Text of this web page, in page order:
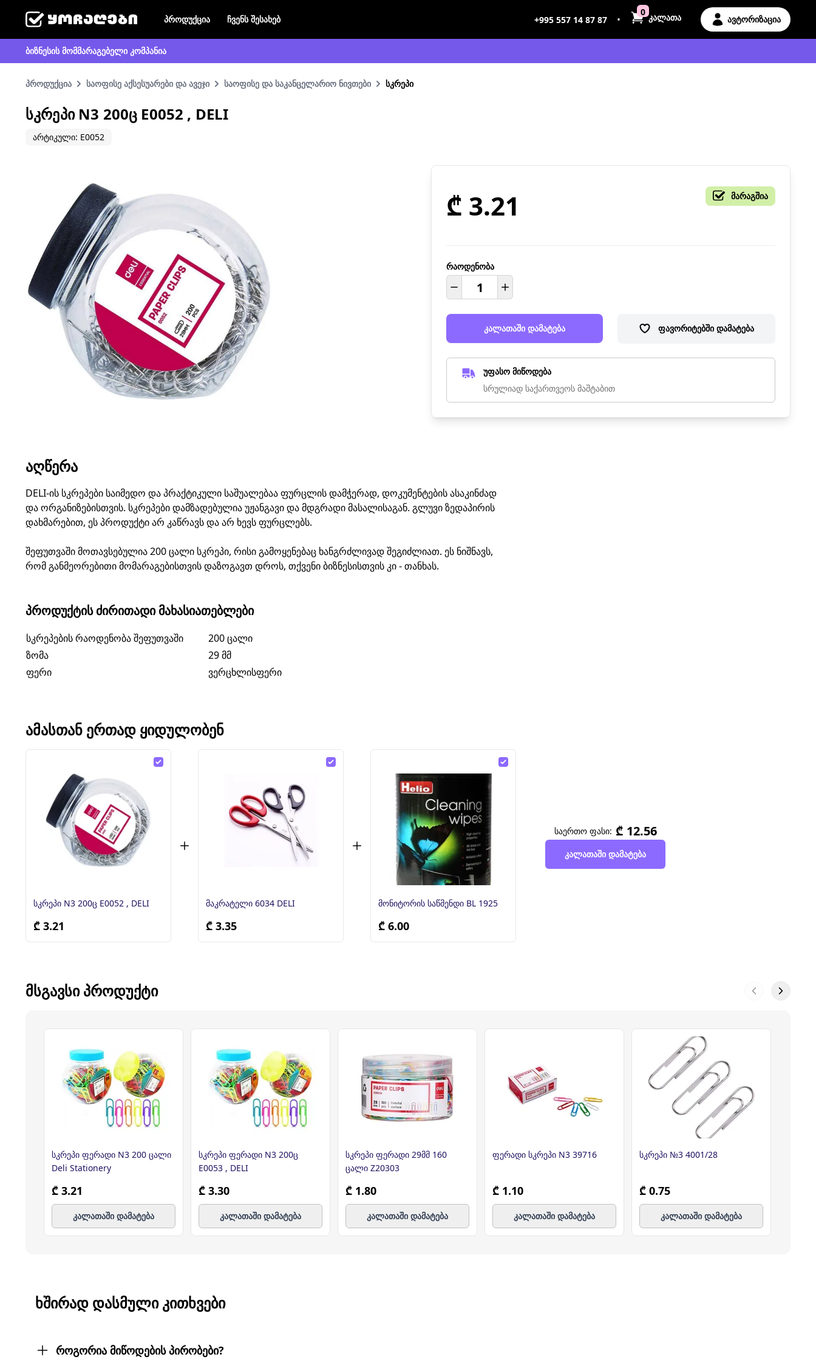
პროდუქცია ჩვენს შესახებ +995 557 14 87 87 •
0 კალათა ავტორიზაცია
ბიზნესის მომმარაგებელი კომპანია
პროდუქცია საოფისე აქსესუარები და ავეჯი საოფისე და საკანცელარიო ნივთები სკრეპი
ᲡᲙᲠᲔᲞᲘ N3 200Ც E0052 , DELI
არტიკული: E0052
₾ 3.21 მარაგშია
რაოდენობა
კალათაში დამატება ფავორიტებში დამატება
უფასო მიწოდება
სრულიად საქართვეოს მაშტაბით
ᲐᲦᲬᲔᲠᲐ
DELI-ის სკრეპები საიმედო და პრაქტიკული საშუალებაა ფურცლის დამჭერად, დოკუმენტების ასაკინძად
და ორგანიზებისთვის. სკრეპები დამზადებულია უჟანგავი და მდგრადი მასალისაგან. გლუვი ზედაპირის
დახმარებით, ეს პროდუქტი არ კაწრავს და არ ხევს ფურცლებს.
შეფუთვაში მოთავსებულია 200 ცალი სკრეპი, რისი გამოყენებაც ხანგრძლივად შეგიძლიათ. ეს ნიშნავს,
რომ განმეორებითი მომარაგებისთვის დაზოგავთ დროს, თქვენი ბიზნესისთვის კი - თანხას.
ᲞᲠᲝᲓᲣᲥᲢᲘᲡ ᲫᲘᲠᲘᲗᲐᲓᲘ ᲛᲐᲮᲐᲡᲘᲐᲗᲔᲑᲚᲔᲑᲘ
სკრეპების რაოდენობა შეფუთვაში
200 ცალი
ზომა
29 მმ
ფერი
ვერცხლისფერი
ᲐᲛᲐᲡᲗᲐᲜ ᲔᲠᲗᲐᲓ ᲧᲘᲓᲣᲚᲝᲑᲔᲜ
სკრეპი N3 200ც E0052 , DELI
₾ 3.21
მაკრატელი 6034 DELI
₾ 3.35
მონიტორის საწმენდი BL 1925
₾ 6.00
საერთო ფასი: ₾ 12.56
კალათაში დამატება
ᲛᲡᲒᲐᲕᲡᲘ ᲞᲠᲝᲓᲣᲥᲢᲘ
სკრეპი ფერადი N3 200 ცალი
Deli Stationery
₾ 3.21
კალათაში დამატება
სკრეპი ფერადი N3 200ც
E0053 , DELI
₾ 3.30
კალათაში დამატება
სკრეპი ფერადი 29მმ 160
ცალი Z20303
₾ 1.80
კალათაში დამატება
ფერადი სკრეპი N3 39716
₾ 1.10
კალათაში დამატება
სკრეპი №3 4001/28
₾ 0.75
კალათაში დამატება
ᲮᲨᲘᲠᲐᲓ ᲓᲐᲡᲛᲣᲚᲘ ᲙᲘᲗᲮᲕᲔᲑᲘ
როგორია მიწოდების პირობები?